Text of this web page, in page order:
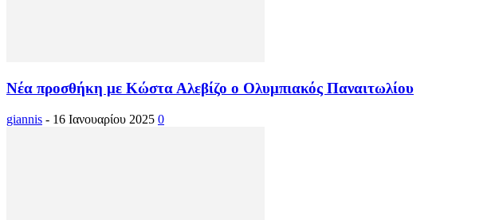
Νέα προσθήκη με Κώστα Αλεβίζο ο Ολυμπιακός Παναιτωλίου
giannis - 16 Ιανουαρίου 2025 0